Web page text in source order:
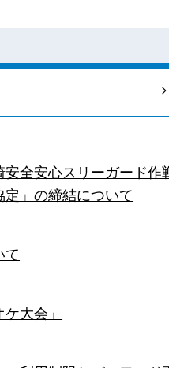
全安心スリーガード作
」の締結について
て
大会」